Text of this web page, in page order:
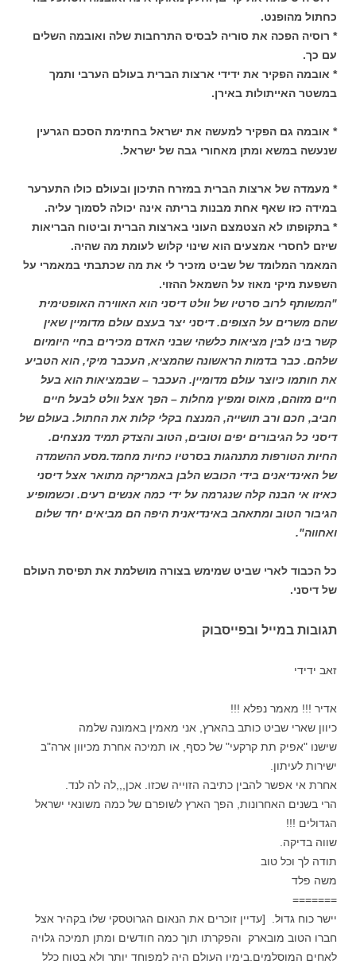
כחתול מהופנט.
* רוסיה הפכה את סוריה לבסיס התרחבות שלה ואובמה השלים
עם כך.
* אובמה הפקיר את ידידי ארצות הברית בעולם הערבי ותמך
במשטר האייתולות באירן.
* אובמה גם הפקיר למעשה את ישראל בחתימת הסכם הגרעין
שנעשה במשא ומתן מאחורי גבה של ישראל.
* מעמדה של ארצות הברית במזרח התיכון ובעולם כולו התערער
במידה כזו שאף אחת מבנות בריתה אינה יכולה לסמוך עליה.
* בתקופתו לא הצטמצם העוני בארצות הברית וביטוח הבריאות
שיזם לחסרי אמצעים הוא שינוי קלוש לעומת מה שהיה.
המאמר המלומד של שביט מזכיר לי את מה שכתבתי במאמרי על
השפעת מיקי מאוז על השמאל ההזוי.
"המשותף לרוב סרטיו של וולט דיסני הוא האווירה האופטימית
שהם משרים על הצופים. דיסני יצר בעצם עולם מדומיין שאין
קשר בינו לבין מציאות כלשהי שבני האדם מכירים בחיי היומיום
שלהם. כבר בדמות הראשונה שהמציא, העכבר מיקי, הוא הטביע
את חותמו כיוצר עולם מדומיין. העכבר – שבמציאות הוא בעל
חיים מזוהם, מאוס ומפיץ מחלות – הפך אצל וולט לבעל חיים
חביב, חכם ורב תושייה, המנצח בקלי קלות את החתול. בעולם של
דיסני כל הגיבורים יפים וטובים, הטוב והצדק תמיד מנצחים.
החיות הטורפות מתנהגות בסרטיו כחיות מחמד.מסע ההשמדה
של האינדיאנים בידי הכובש הלבן באמריקה מתואר אצל דיסני
כאיזו אי הבנה קלה שנגרמה על ידי כמה אנשים רעים. וכשמופיע
הגיבור הטוב ומתאהב באינדיאנית היפה הם מביאים יחד שלום
ואחווה".
כל הכבוד לארי שביט שמימש בצורה מושלמת את תפיסת העולם
של דיסני.
תגובות במייל ובפייסבוק
זאב ידידי
אדיר !!! מאמר נפלא !!!
כיוון שארי שביט כותב בהארץ, אני מאמין באמונה שלמה
שישנו "אפיק תת קרקעי" של כסף, או תמיכה אחרת מכיוון ארה"ב
ישירות לעיתון.
אחרת אי אפשר להבין כתיבה הזוייה שכזו. אכן,,,לה לה לנד.
הרי בשנים האחרונות, הפך הארץ לשופרם של כמה משונאי ישראל
הגדולים !!!
שווה בדיקה.
תודה לך וכל טוב
משה פלד
=======
יישר כוח גדול. [עדיין זוכרים את הנאום הגרוטסקי שלו בקהיר אצל
חברו הטוב מובארק והפקרתו תוך כמה חודשים ומתן תמיכה גלויה
לאחים המוסלמים.בימיו העולם היה למפוחד יותר ולא בטוח כלל